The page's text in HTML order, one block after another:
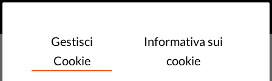
Gestisci
Cookie
Informativa sui
cookie